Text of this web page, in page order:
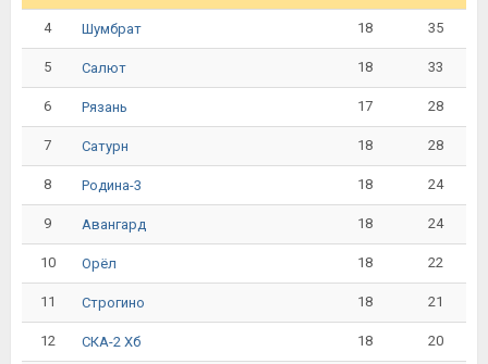
4 Шумбрат 18 35
5 Салют 18 33
6 Рязань 17 28
7 Сатурн 18 28
8 Родина-3 18 24
9 Авангард 18 24
10 Орёл 18 22
11 Строгино 18 21
12 СКА-2 Хб 18 20